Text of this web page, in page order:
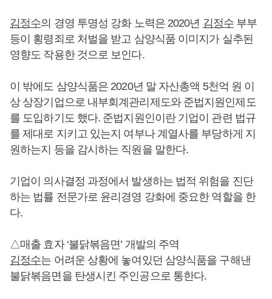
김정수의 경영 투명성 강화 노력은 2020년 김정수부부
등이 횡령죄로 처벌을 받고 삼양식품 이미지가 실추된
영향도 작용한 것으로 보인다.
이 밖에도 삼양식품은 2020년 말 자산총액 5천억 원 이
상 상장기업으로 내부회계관리제도와 준법지원인제도
를 도입하기도 했다. 준법지원인이란 기업이 관련 법규
를 제대로 지키고 있는지 여부나 계열사를 부당하게 지
원하는지 등을 감시하는 직원을 말한다.
기업이 의사결정 과정에서 발생하는 법적 위험을 진단
하는 법률 전문가로 윤리경영 강화에 중요한 역할을 한
다.
△매출 효자 ‘불닭볶음면’ 개발의 주역
김정수는 어려운 상황에 놓여있던 삼양식품을 구해낸
불닭볶음면을 탄생시킨 주인공으로 통한다.